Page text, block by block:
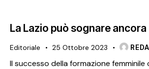
La Lazio può sognare ancora
Editoriale 25 Ottobre 2023
Il successo della formazione